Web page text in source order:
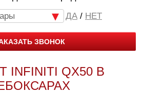
/ НЕТ
ЗВОНОК
INFINITI QX50 В